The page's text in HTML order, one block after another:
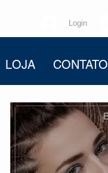
Login
LOJA CONTATO